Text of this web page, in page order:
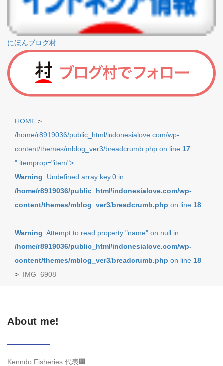
にほんブログ村
HOME >
/home/r8919036/public_html/indonesialove.com/wp-
content/themes/mblog_ver3/breadcrumb.php on line 17
" itemprop="item">
Warning: Undefined array key 0 in
/home/r8919036/public_html/indonesialove.com/wp-
content/themes/mblog_ver3/breadcrumb.php on line 18
Warning: Attempt to read property "name" on null in
/home/r8919036/public_html/indonesialove.com/wp-
content/themes/mblog_ver3/breadcrumb.php on line 18
> IMG_6908
About me!
Kenndo Fisheries 代表🏢